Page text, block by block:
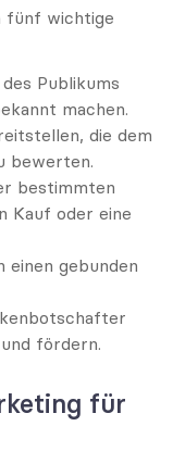
fünf wichtige
Publikums
machen.
die dem
bewerten.
bestimmten
Kauf oder eine
einen gebunden
fördern.
für